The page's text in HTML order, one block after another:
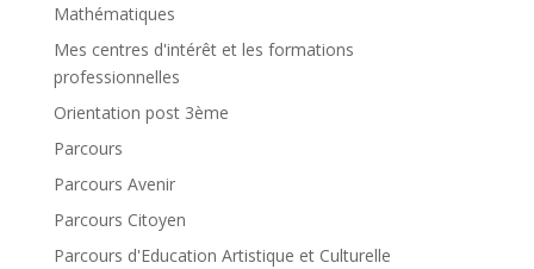
Mathématiques
Mes centres d'intérêt et les formations
professionnelles
Orientation post 3ème
Parcours
Parcours Avenir
Parcours Citoyen
Parcours d'Education Artistique et Culturelle